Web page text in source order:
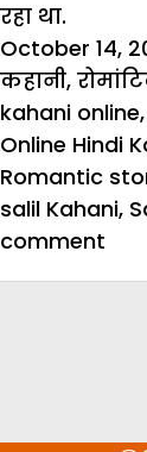
रहा था.
Posted
on
October 14,
कहानी,
kahani online,
Online Hindi
Romantic
salil Kahani,
comment